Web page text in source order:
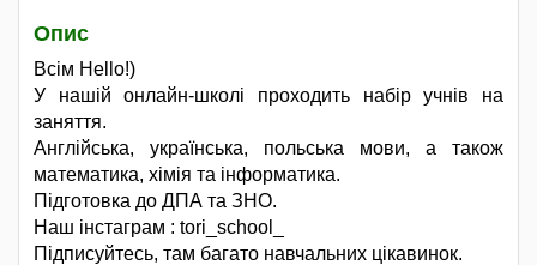
Опис
Всім Hello!)
У нашій онлайн-школі проходить набір учнів на
заняття.
Англійська, українська, польська мови, а також
математика, хімія та інформатика.
Підготовка до ДПА та ЗНО.
Наш інстаграм : tori_school_
Підписуйтесь, там багато навчальних цікавинок.